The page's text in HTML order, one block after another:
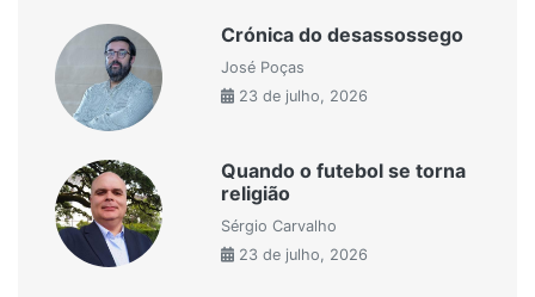
Crónica do desassossego
José Poças
23 de julho, 2026
Quando o futebol se torna
religião
Sérgio Carvalho
23 de julho, 2026